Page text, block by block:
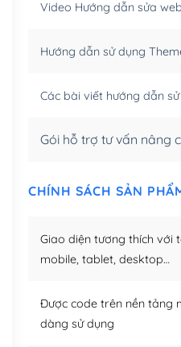
(+950,000₫)
Video Hướng dẫn sửa
Hướng dẫn sử dụng
Các bài viết hướng dẫn
Gói hỗ trợ tư vấn nâng
CHÍNH SÁCH SẢN
Giao diện tương thích với
mobile, tablet, desktop…
Được code trên nền tảng
dàng sử dụng